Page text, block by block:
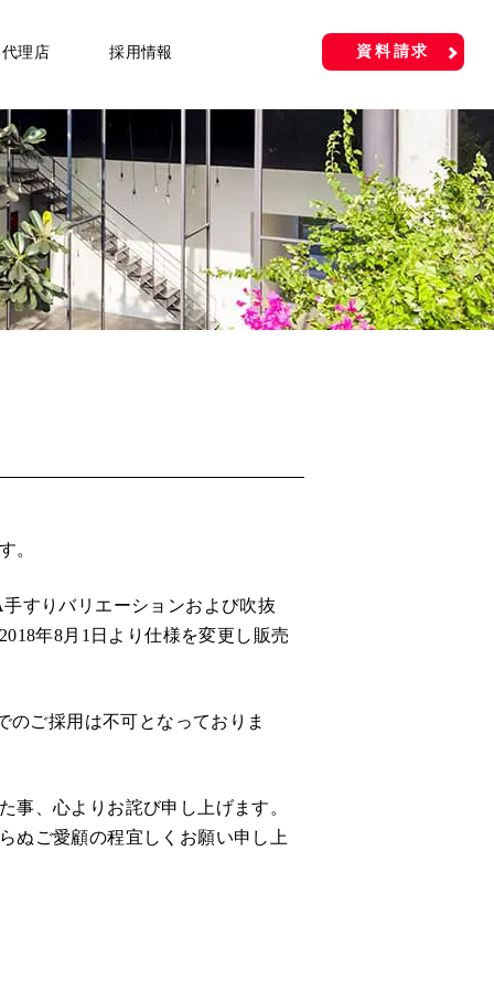
理店 採用情報 資料請求
。
すりバリエーションおよび吹抜
年8月1日より仕様を変更し販売
のご採用は不可となっておりま
事、心よりお詫び申し上げます。
ぬご愛顧の程宜しくお願い申し上